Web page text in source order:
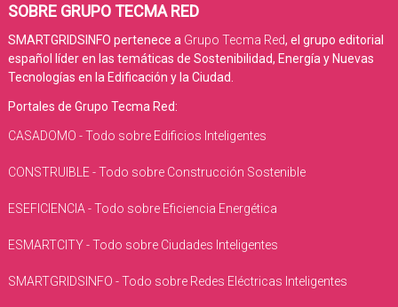
SOBRE GRUPO TECMA RED
SMARTGRIDSINFO pertenece a Grupo Tecma Red, el grupo editorial
español líder en las temáticas de Sostenibilidad, Energía y Nuevas
Tecnologías en la Edificación y la Ciudad.
Portales de Grupo Tecma Red:
CASADOMO - Todo sobre Edificios Inteligentes
CONSTRUIBLE - Todo sobre Construcción Sostenible
ESEFICIENCIA - Todo sobre Eficiencia Energética
ESMARTCITY - Todo sobre Ciudades Inteligentes
SMARTGRIDSINFO - Todo sobre Redes Eléctricas Inteligentes